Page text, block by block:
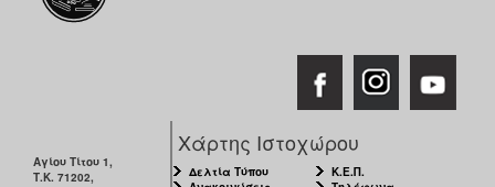
Αγίου Τίτου 1,
Τ.Κ. 71202,
Χάρτης Ιστοχώρου
Δελτία Τύπου
Κ.Ε.Π.